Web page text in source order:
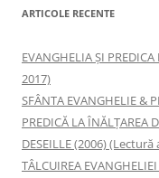
ARTICOLE RECENTE
EVANGHELIA ȘI
2017)
SFÂNTA EVANGHELIE &
PREDICĂ LA ÎNĂLŢAREA
DESEILLE (2006)
TÂLCUIREA